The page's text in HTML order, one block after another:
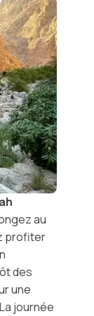
au
profiter
des
une
journée